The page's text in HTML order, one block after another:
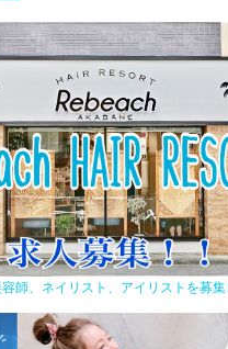
師、ネイリスト、アイリストを募